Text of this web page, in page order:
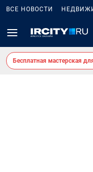
ВСЕ НОВОСТИ
Бесплатная мастерская